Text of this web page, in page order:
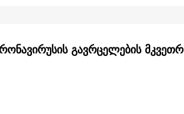
გავრცელების მკვეთრ